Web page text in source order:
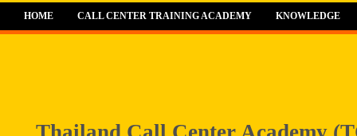
HOME CALL CENTER TRAINING ACADEMY KNOWLEDGE